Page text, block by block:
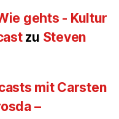
gehts - Kultur
zu Steven
mit Carsten
–